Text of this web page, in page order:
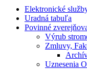
Elektronické
Uradná tabuľa
Povinné
Výrub
Zmluvy,
Uznesenia